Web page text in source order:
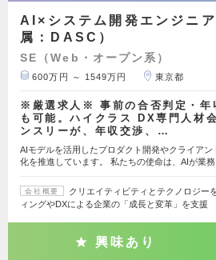
AI×システム開発エンジニ
属：DASC）
SE（Web・オープン系）
600万円 ～ 1549万円 東京都
※厳選求人※ 事前の合否判定・年
も可能。ハイクラス DX専門人材
ンスリーが、年収交渉、…
AIモデルを活用したプロダクト開発やクライア
化を推進しています。 私たちの使命は、AIが業務
会社概要
クリエイティビティとテクノロジー
ィングやDXによる企業の「成長と変革」を支援
興味あり